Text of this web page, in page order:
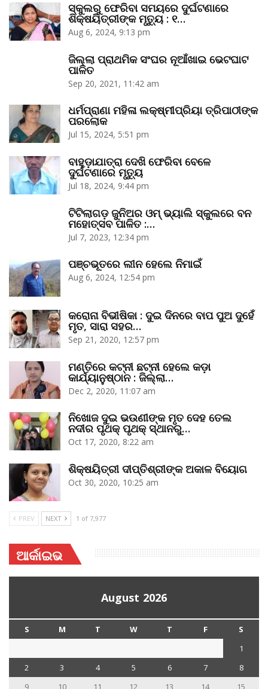
ସ୍କୁଲରୁ ଫେରିବା ସମୟରେ ଦୁର୍ଘଟଣାରେ
ଶିକ୍ଷୟିତ୍ରୀଙ୍କ ମୃତ୍ୟୁ : ୧…
Aug 6, 2024, 9:13 pm
ଜିଲ୍ଲା ପ୍ରାଥମିକ ସଂଘର ନୂଆଁଖାଇ ଭେଟଘାଟ
ପାଳିତ
Sep 20, 2021, 11:42 am
ଧର୍ମପ୍ରାଣା ମହିଳା ଲକ୍ଷ୍ମୀପ୍ରିୟା ତ୍ରିପାଠୀଙ୍କ
ପରଲୋକ
Jul 15, 2024, 5:51 pm
ବାହୁଡ଼ାଯାତ୍ରା ଦେଖି ଫେରିବା ବେଳେ
ଦୁର୍ଘଟଣାରେ ମୃତ୍ୟୁ
Jul 18, 2024, 9:44 pm
ଟିଟିଲାଗଡ଼ ଜୁନିଅର ଓମ୍‌ ଭ୍ୟାଲି ସ୍କୁଲରେ ବନ
ମହୋତ୍ସବ ପାଳିତ :…
Jul 7, 2023, 12:34 pm
ପଞ୍ଚଭୂତରେ ଲୀନ ହେଲେ ନିମାଇଁ
Aug 6, 2024, 12:54 pm
କରୋନା ବିଭୀଷିକା : ଦୁଇ ଦିନରେ ବାପ ପୁଅ ଦୁହେଁ
ମୃତ, ସାରା ସହର…
Sep 21, 2020, 12:57 pm
ମଣ୍ତିରେ କଟ୍‌ନୀ ଛଟ୍‌ନୀ ହେଲେ କଡ଼ା
କାର୍ଯ୍ୟାନୁଷ୍ଠାନ : ଜିଲ୍ଲା…
Dec 2, 2020, 11:07 am
ନିଖୋଜ ଦୁଇ ଭଉଣୀଙ୍କ ମୃତ ଦେହ ତେଲ
ନଦୀର ପୃଥକ୍‌ ପୃଥକ୍‌ ସ୍ଥାନରୁ…
Oct 17, 2020, 8:22 am
ଶିକ୍ଷୟିତ୍ରୀ ଦୀପ୍ତିଶ୍ରୀଙ୍କ ଅକାଳ ବିୟୋଗ
Oct 30, 2020, 10:25 am
PREV NEXT 1 of 7,977
ଆର୍କାଇଭ
August 2026
S M T W T F
S
1
2
3 4 5 6 7
8
9
10 11 12 13 14 15